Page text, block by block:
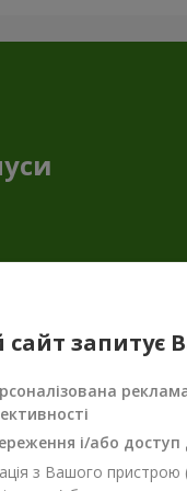
щоб передати
завершеним.
тепла,
сайт запитує
і/або
з Вашого пристрою